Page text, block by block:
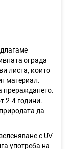
ограда
листа, които
материал.
прераждането.
2-4 години.
да
с UV
употреба на